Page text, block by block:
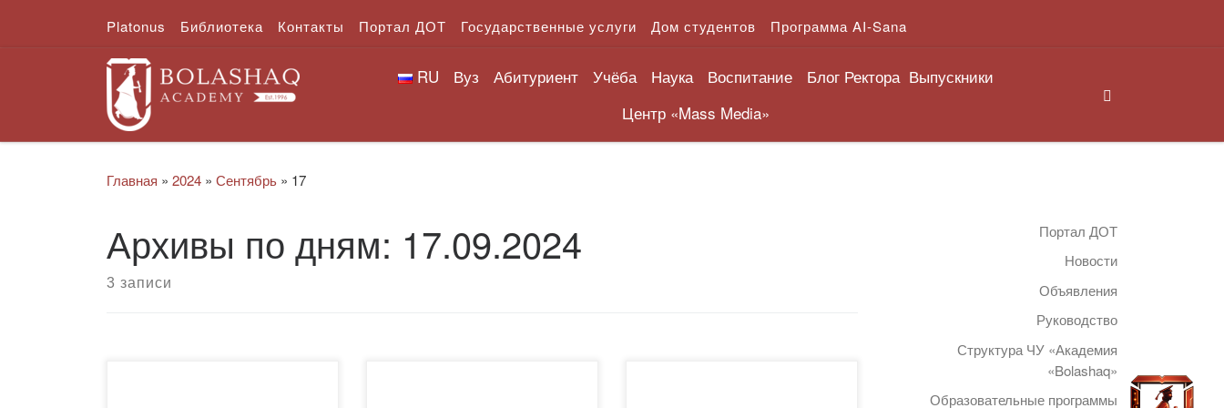
Перейти к содержимому
Platonus Библиотека Контакты Портал ДОТ Государственные услуги Дом студентов Программа AI-Sana
RU Вуз Абитуриент Учёба Наука Воспитание Блог Ректора Выпускники
Центр «Mass Media»
Главная » 2024 » Сентябрь » 17
Архивы по дням: 17.09.2024
3 записи
Портал ДОТ
Новости
Объявления
Руководство
Структура ЧУ «Академия
«Bolashaq»
Образовательные программы